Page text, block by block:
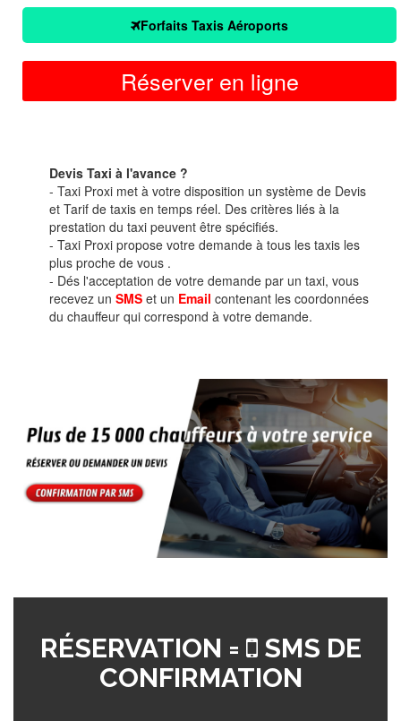
Forfaits Taxis Aéroports
Réserver en ligne
Devis Taxi à l'avance ?
- Taxi Proxi met à votre disposition un système de Devis
et Tarif de taxis en temps réel. Des critères liés à la
prestation du taxi peuvent être spécifiés.
- Taxi Proxi propose votre demande à tous les taxis les
plus proche de vous .
- Dés l'acceptation de votre demande par un taxi, vous
recevez un SMS et un Email contenant les coordonnées
du chauffeur qui correspond à votre demande.
RÉSERVATION =
SMS DE
CONFIRMATION